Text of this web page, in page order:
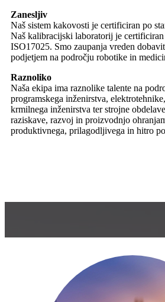
Zanesljiv
Naš sistem kakovosti je certificiran po
Naš kalibracijski laboratorij je certificiran
ISO17025. Smo zaupanja vreden
podjetjem na področju robotike in
Raznoliko
Naša ekipa ima raznolike talente na
programskega inženirstva,
krmilnega inženirstva ter strojne
raziskave, razvoj in proizvodnjo
produktivnega, prilagodljivega in hitro